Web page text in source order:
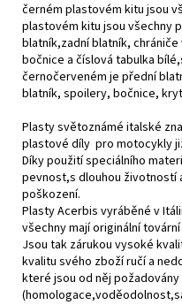
černém plastovém kitu jsou
plastovém kitu jsou všechny
blatník,zadní blatník,
bočnice a číslová tabulka
černočerveném je přední
blatník, spoilery, bočnice,
Plasty světoznámé italské
plastové díly pro motocykly
Díky použití speciálního
pevnost,s dlouhou životností
poškození.
Plasty Acerbis vyráběné v
všechny mají originální
Jsou tak zárukou vysoké
kvalitu svého zboží ručí a
které jsou od něj požadovány